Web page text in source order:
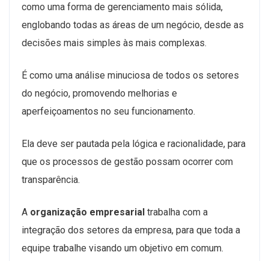
como uma forma de gerenciamento mais sólida,
englobando todas as áreas de um negócio, desde as
decisões mais simples às mais complexas.
É como uma análise minuciosa de todos os setores
do negócio, promovendo melhorias e
aperfeiçoamentos no seu funcionamento.
Ela deve ser pautada pela lógica e racionalidade, para
que os processos de gestão possam ocorrer com
transparência.
A organização empresarial trabalha com a
integração dos setores da empresa, para que toda a
equipe trabalhe visando um objetivo em comum.